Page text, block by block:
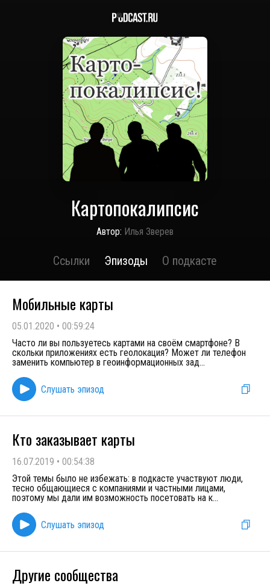
Картопокалипсис
Автор: Илья Зверев
Ссылки Эпизоды О подкасте
Мобильные карты
05.01.2020 • 00:59:24
Часто ли вы пользуетесь картами на своём смартфоне? В
скольки приложениях есть геолокация? Может ли телефон
заменить компьютер в геоинформационных зад...
Слушать эпизод
Кто заказывает карты
16.07.2019 • 00:54:38
Этой темы было не избежать: в подкасте участвуют люди,
тесно общающиеся с компаниями и частными лицами,
поэтому мы дали им возможность посетовать на к...
Слушать эпизод
Другие сообщества